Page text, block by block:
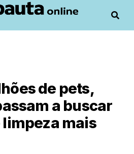
de pets,
a buscar
mais